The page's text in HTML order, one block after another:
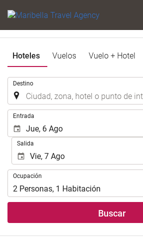
Hoteles Vuelos Vuelo + Hotel
Destino
Entrada
Salida
Ocupación
Ocupación
2 Personas, 1 Habitación
Buscar